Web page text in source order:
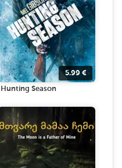
5.99 €
Hunting Season